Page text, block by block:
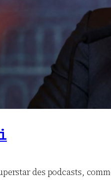
des podcasts,